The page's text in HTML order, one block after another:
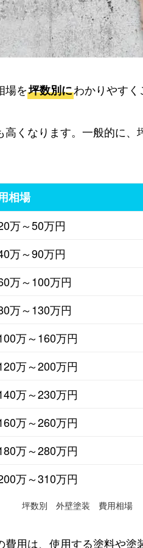
場を坪数別にわかりやすく
くなります。一般的に、
相場
万～50万円
万～90万円
万～100万円
万～130万円
万～160万円
万～200万円
万～230万円
万～260万円
万～280万円
万～310万円
坪数別 外壁塗装 費用相場
用は、使用する塗料や